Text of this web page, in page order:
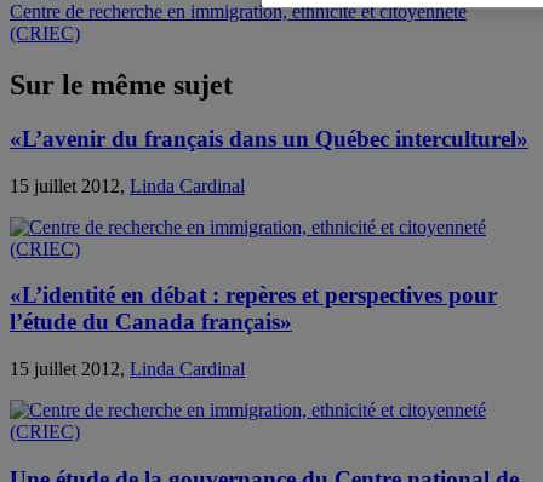
Centre de recherche en immigration, ethnicité et citoyenneté
(CRIEC)
Sur le même sujet
«L’avenir du français dans un Québec interculturel»
15 juillet 2012, Linda Cardinal
«L’identité en débat : repères et perspectives pour
l’étude du Canada français»
15 juillet 2012, Linda Cardinal